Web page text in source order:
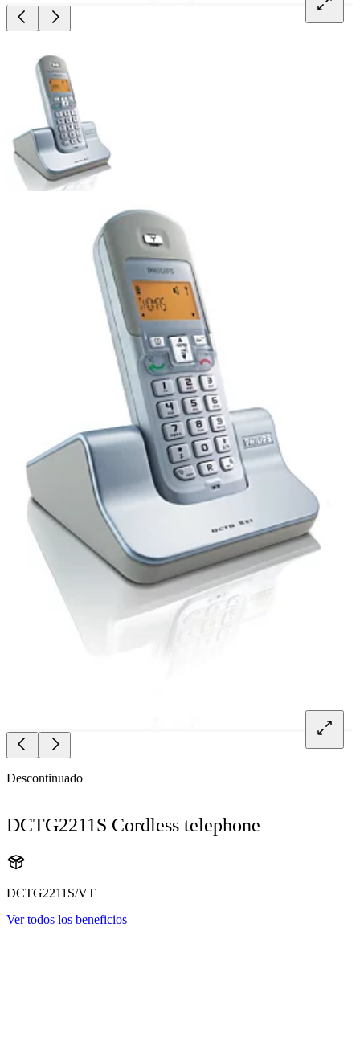
Descontinuado
DCTG2211S Cordless telephone
DCTG2211S/VT
Ver todos los beneficios